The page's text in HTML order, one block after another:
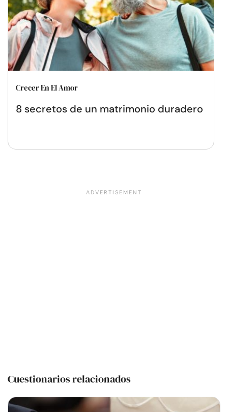
Crecer En El Amor
8 secretos de un matrimonio duradero
Cuestionarios relacionados